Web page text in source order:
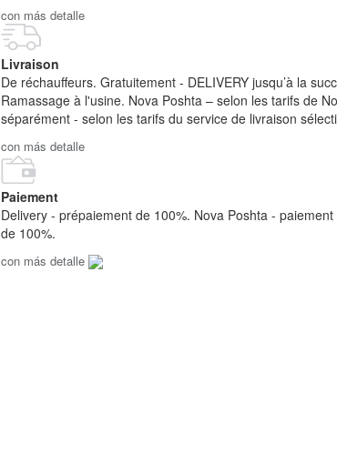
con más detalle
Livraison
De réchauffeurs. Gratuitement - DELIVERY jusqu’à la
Ramassage à l'usine. Nova Poshta – selon les tarifs de
séparément - selon les tarifs du service de livraison
con más detalle
Paiement
Delivery - prépaiement de 100%. Nova Poshta -
de 100%.
con más detalle